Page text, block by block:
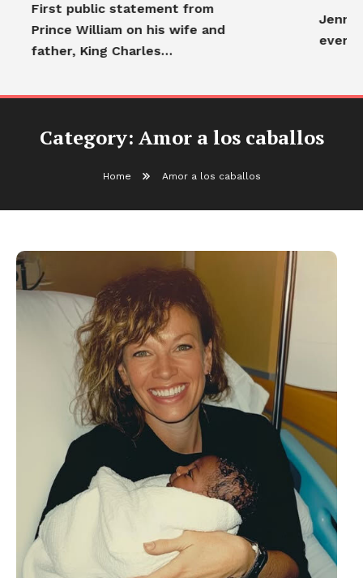
First public statement from
Prince William on his wife and
father, King Charles…
Category: Amor a los caballos
Home Amor a los caballos